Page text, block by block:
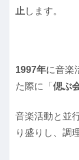
止 します。
1997年に音楽
た際に「 偲ぶ
音楽活動と並
り盛りし、調